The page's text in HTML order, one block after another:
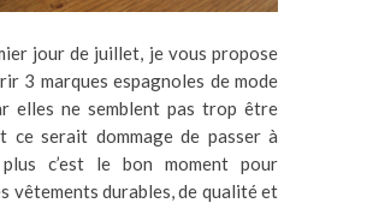
jour de juillet, je vous propose
3 marques espagnoles de mode
elles ne semblent pas trop être
ce serait dommage de passer à
c’est le bon moment pour
vêtements durables, de qualité et